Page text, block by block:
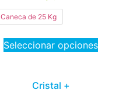
Caneca de 25 Kg
Seleccionar opciones
Cristal +